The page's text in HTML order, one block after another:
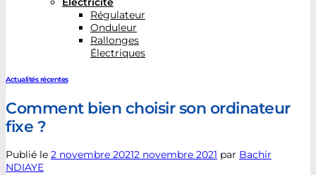
Régulateur
Onduleur
Rallonges
Électriques
Actualités récentes
Comment bien choisir son ordinateur
fixe ?
Publié le 2 novembre 20212 novembre 2021 par Bachir
NDIAYE